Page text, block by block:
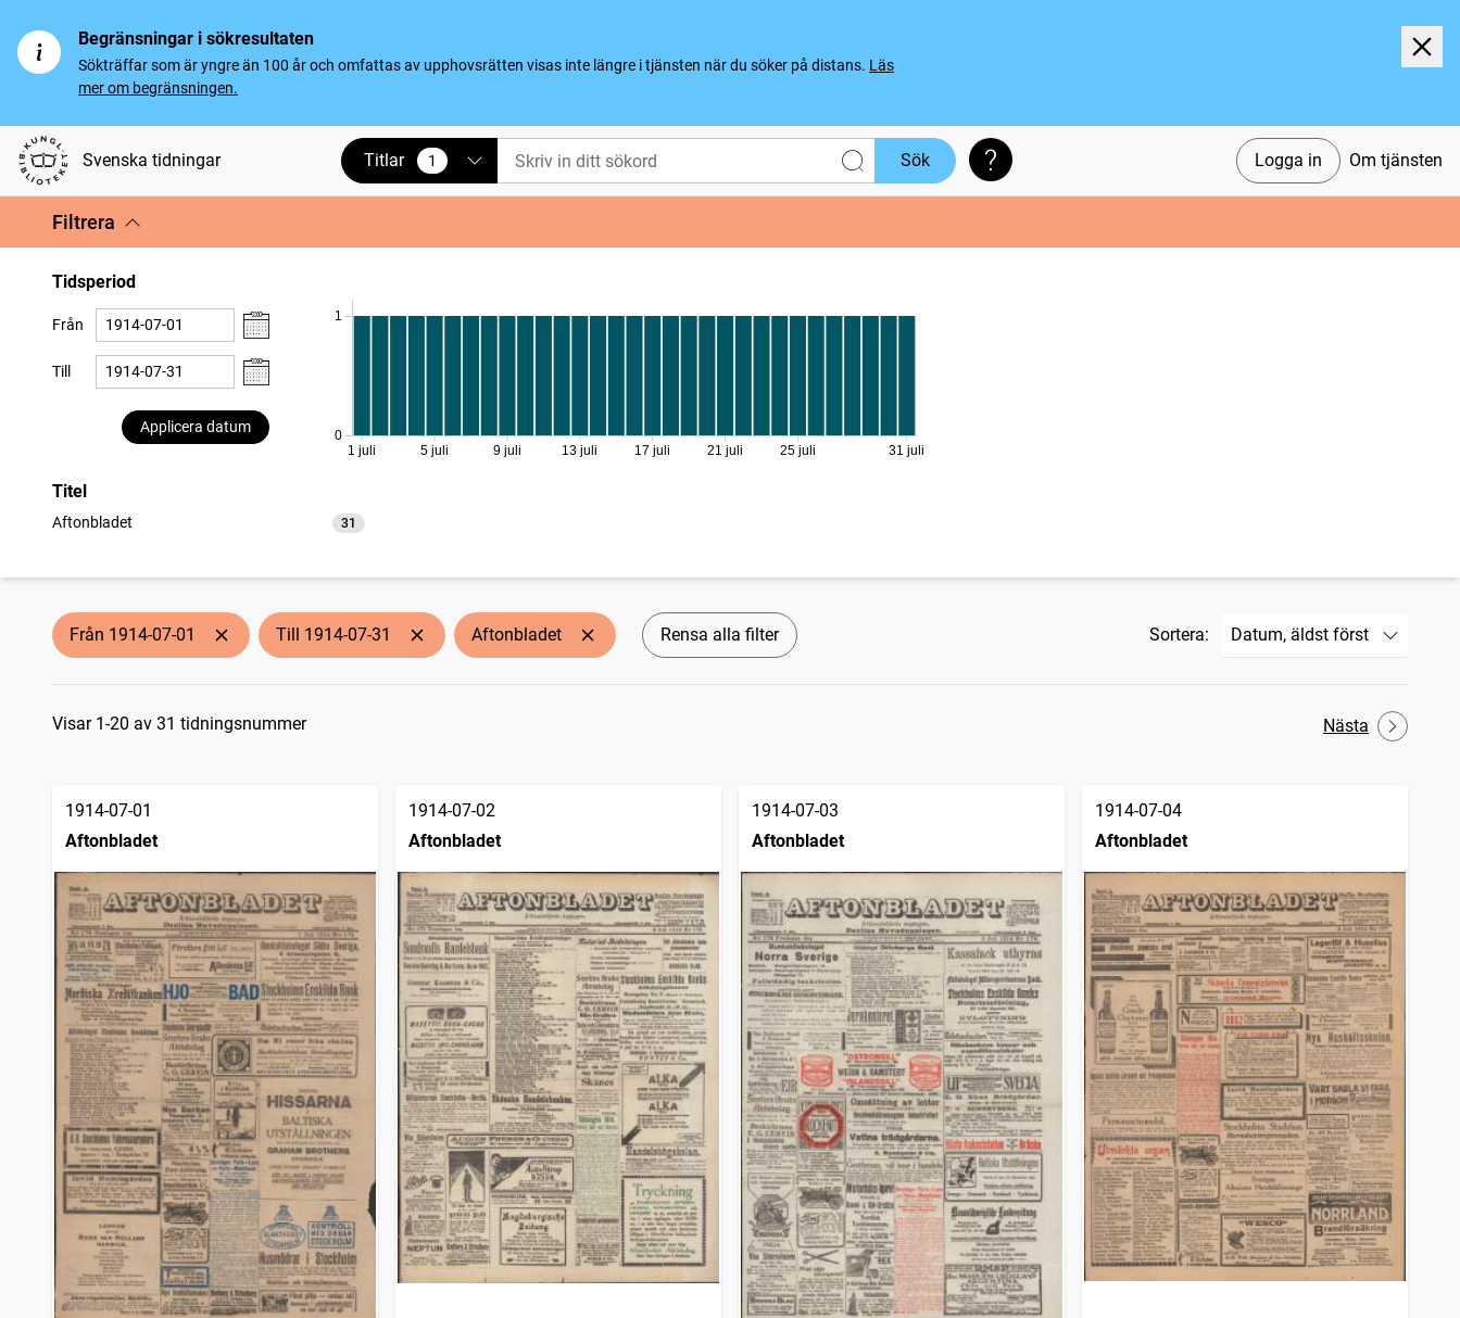
Begränsningar i sökresultaten
Sökträffar som är yngre än 100 år och omfattas av upphovsrätten visas inte längre i tjänsten när du söker på distans. Läs
mer om begränsningen.
Svenska tidningar Logga in Om tjänsten
Titlar 1
vald Sök Söktips
Filtrera
Tidsperiod
Från
Till
Applicera datum
0
1
1 juli 5 juli 9 juli 13 juli 17 juli 21 juli 25 juli 31 juli
Titel
Aftonbladet 31
träffar
Från 1914-07-01 Till 1914-07-31 Aftonbladet Rensa alla filter Sortera:
Sökresultat
Visar 1-20 av 31 tidningsnummer Nästa
1914-07-01
Aftonbladet
1914-07-02
Aftonbladet
1914-07-03
Aftonbladet
1914-07-04
Aftonbladet